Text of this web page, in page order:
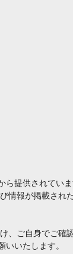
提供されてい
情報が掲載され
ご自身でご確
いいたします。